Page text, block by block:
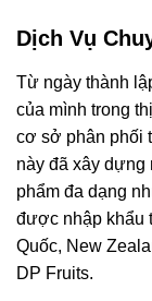
Dịch Vụ
Từ ngày thành
của mình trong
cơ sở phân phối
này đã xây dựng
phẩm đa dạng
được nhập khẩu
Quốc, New
DP Fruits.